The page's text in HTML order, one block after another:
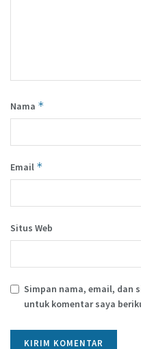
Nama *
Email *
Situs Web
Simpan nama, email, dan
untuk komentar saya